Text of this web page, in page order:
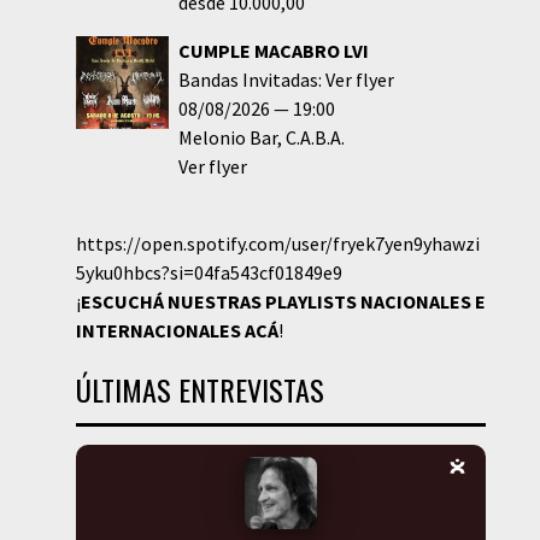
CUMPLE MACABRO LVI
Bandas Invitadas: Ver flyer
08/08/2026
19:00
Melonio Bar C.A.B.A.
Ver flyer
https://open.spotify.com/user/fryek7yen9yhawzi
5yku0hbcs?si=04fa543cf01849e9
¡ESCUCHÁ NUESTRAS PLAYLISTS NACIONALES E
INTERNACIONALESACÁ!
ÚLTIMAS ENTREVISTAS